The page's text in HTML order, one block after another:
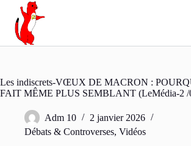
Passer
contenu
Les indiscrets-VŒUX DE MACRON :
FAIT MÊME PLUS SEMBLANT (LeMédia-2 /
Adm 10
2 janvier 2026
Débats & Controverses, Vidéos